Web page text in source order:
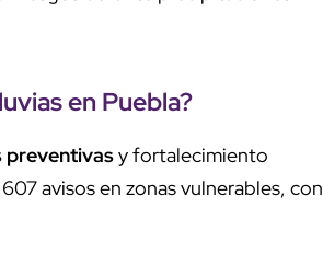
en Puebla?
preventivasy fortalecimiento
avisos en zonas vulnerables, con